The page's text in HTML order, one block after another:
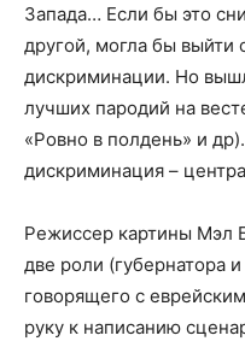
Запада… Если бы это
другой, могла бы выйти
дискриминации. Но
лучших пародий на
«Ровно в полдень» и
дискриминация –
Режиссер картины Мэл
две роли (губернатора
говорящего с
руку к написанию